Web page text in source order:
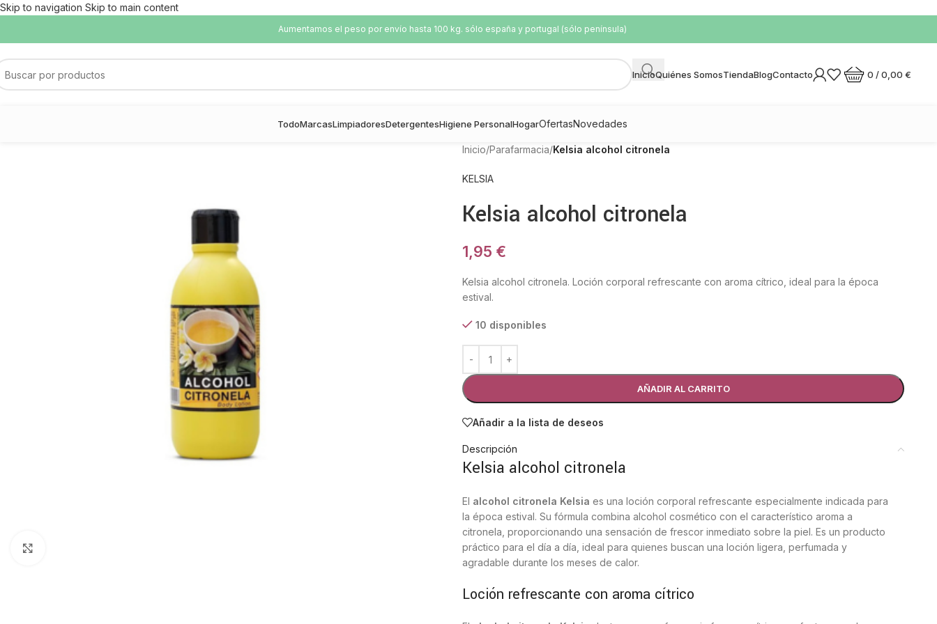
Skip to navigation Skip to main content
Aumentamos el peso por envío hasta 100 kg. sólo españa y portugal (sólo península)
InicioQuiénes SomosTiendaBlogContacto 0 /0,00 €
TodoMarcasLimpiadoresDetergentesHigiene PersonalHogarOfertasNovedades
Inicio/Parafarmacia/Kelsia alcohol citronela
KELSIA
Kelsia alcohol citronela
1,95 €
Kelsia alcohol citronela. Loción corporal refrescante con aroma cítrico, ideal para la época
estival.
10 disponibles
AÑADIR AL CARRITO
Añadir a la lista de deseos
Descripción
Kelsia alcohol citronela
El alcohol citronela Kelsia es una loción corporal refrescante especialmente indicada para
la época estival. Su fórmula combina alcohol cosmético con el característico aroma a
citronela, proporcionando una sensación de frescor inmediato sobre la piel. Es un producto
práctico para el día a día, ideal para quienes buscan una loción ligera, perfumada y
agradable durante los meses de calor.
Loción refrescante con aroma cítrico